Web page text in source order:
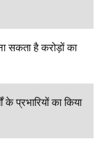
सकता है करोड़ों का
प्रभारियों का किया